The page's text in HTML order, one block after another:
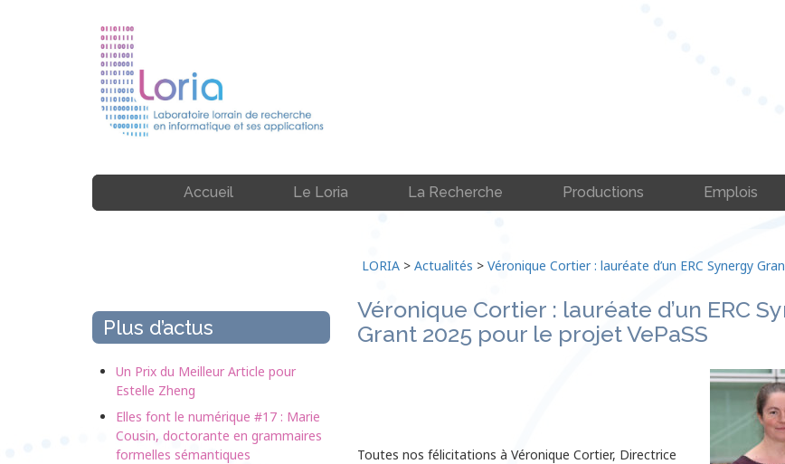
Accueil Le Loria La Recherche Productions Emplois
LORIA> Actualités > Véronique Cortier : lauréate d’un ERC Synergy
Plus d’actus
Un Prix du Meilleur Article pour
Estelle Zheng
Elles font le numérique #17 : Marie
Cousin, doctorante en grammaires
formelles sémantiques
Véronique Cortier : lauréate d’un ERC
Grant 2025 pour le projet VePaSS
Toutes nos félicitations à Véronique Cortier, Directrice